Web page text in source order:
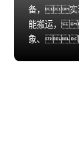
备，实
能搬运，
象、